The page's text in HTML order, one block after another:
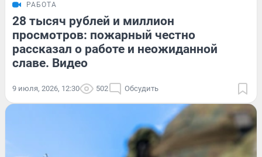
РАБОТА
28 тысяч рублей и миллион
просмотров: пожарный честно
рассказал о работе и неожиданной
славе. Видео
9 июля, 2026, 12:30 502 Обсудить